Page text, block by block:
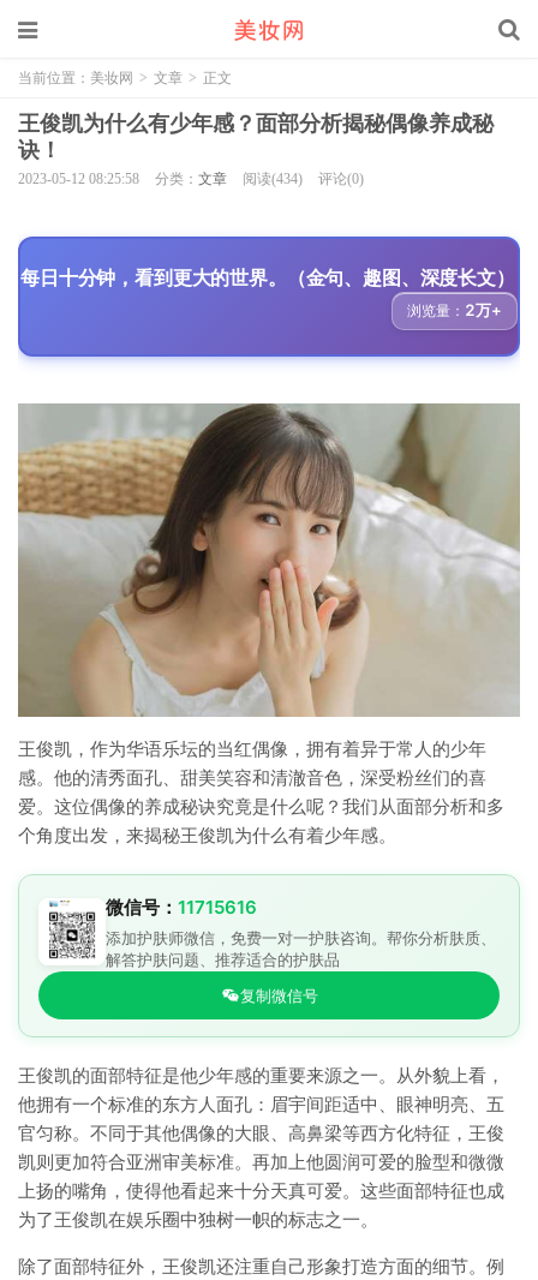
当前位置： 美妆网 > 文章 > 正文
王俊凯为什么有少年感？面部分析揭秘偶像养成秘
诀！
2023-05-12 08:25:58 分类： 文章 阅读(434) 评论(0)
每日十分钟，看到更大的世界。（金句、趣图、深度长文）
浏览量： 2万+
王俊凯，作为华语乐坛的当红偶像，拥有着异于常人的少年
感。他的清秀面孔、甜美笑容和清澈音色，深受粉丝们的喜
爱。这位偶像的养成秘诀究竟是什么呢？我们从面部分析和多
个角度出发，来揭秘王俊凯为什么有着少年感。
微信号： 11715616
添加护肤师微信，免费一对一护肤咨询。帮你分析肤质、
解答护肤问题、推荐适合的护肤品
复制微信号
王俊凯的面部特征是他少年感的重要来源之一。从外貌上看，
他拥有一个标准的东方人面孔：眉宇间距适中、眼神明亮、五
官匀称。不同于其他偶像的大眼、高鼻梁等西方化特征，王俊
凯则更加符合亚洲审美标准。再加上他圆润可爱的脸型和微微
上扬的嘴角，使得他看起来十分天真可爱。这些面部特征也成
为了王俊凯在娱乐圈中独树一帜的标志之一。
除了面部特征外，王俊凯还注重自己形象打造方面的细节。例